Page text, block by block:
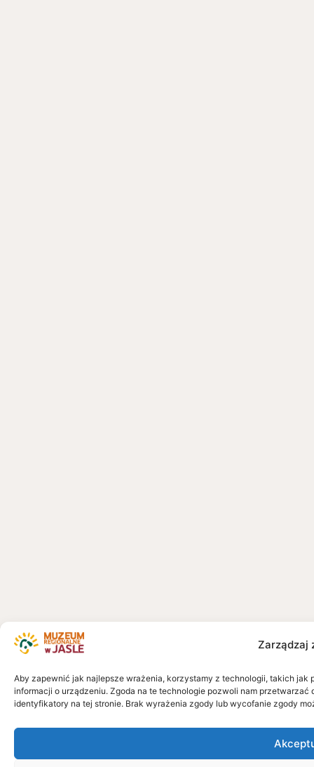
Zarządzaj
Aby zapewnić jak najlepsze wrażenia, korzystamy z technologii, takich
informacji o urządzeniu. Zgoda na te technologie pozwoli nam
identyfikatory na tej stronie. Brak wyrażenia zgody lub wycofanie zgody